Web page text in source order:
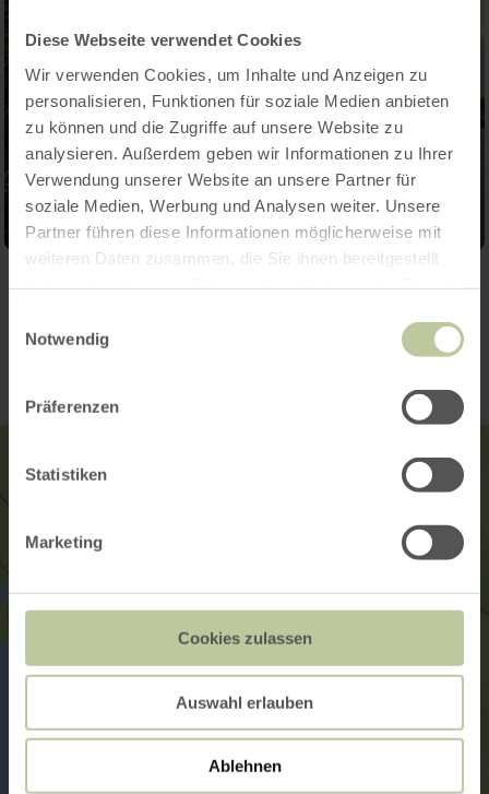
Diese Webseite verwendet Cookies
Wir verwenden Cookies, um Inhalte und Anzeigen zu
personalisieren, Funktionen für soziale Medien anbieten
zu können und die Zugriffe auf unsere Website zu
analysieren. Außerdem geben wir Informationen zu Ihrer
Verwendung unserer Website an unsere Partner für
soziale Medien, Werbung und Analysen weiter. Unsere
Partner führen diese Informationen möglicherweise mit
weiteren Daten zusammen, die Sie ihnen bereitgestellt
Notwendig
Präferenzen
Statistiken
Marketing
Cookies zulassen
Auswahl erlauben
Ablehnen
Contact